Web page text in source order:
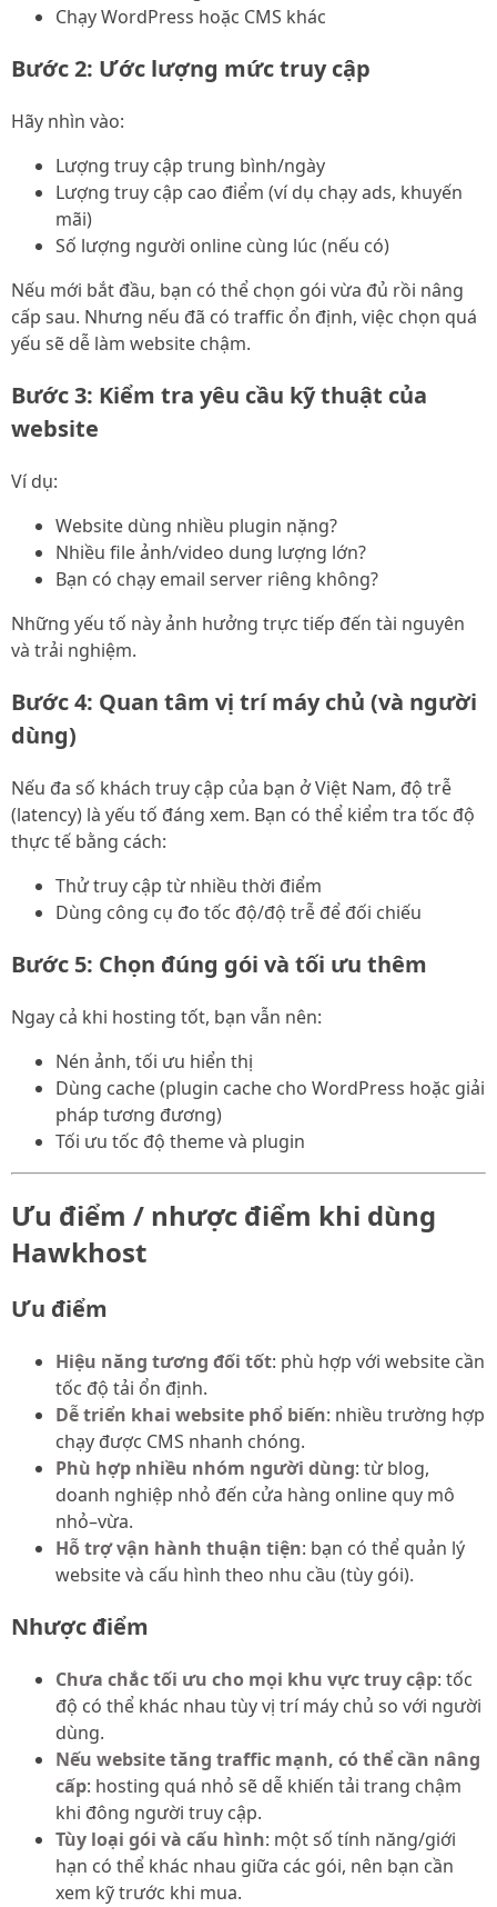
Chạy WordPress hoặc CMS khác
Bước 2: Ước lượng mức truy cập
Hãy nhìn vào:
Lượng truy cập trung bình/ngày
Lượng truy cập cao điểm (ví dụ chạy ads, khuyến
mãi)
Số lượng người online cùng lúc (nếu có)
Nếu mới bắt đầu, bạn có thể chọn gói vừa đủ rồi nâng
cấp sau. Nhưng nếu đã có traffic ổn định, việc chọn quá
yếu sẽ dễ làm website chậm.
Bước 3: Kiểm tra yêu cầu kỹ thuật của
website
Ví dụ:
Website dùng nhiều plugin nặng?
Nhiều file ảnh/video dung lượng lớn?
Bạn có chạy email server riêng không?
Những yếu tố này ảnh hưởng trực tiếp đến tài nguyên
và trải nghiệm.
Bước 4: Quan tâm vị trí máy chủ (và người
dùng)
Nếu đa số khách truy cập của bạn ở Việt Nam, độ trễ
(latency) là yếu tố đáng xem. Bạn có thể kiểm tra tốc độ
thực tế bằng cách:
Thử truy cập từ nhiều thời điểm
Dùng công cụ đo tốc độ/độ trễ để đối chiếu
Bước 5: Chọn đúng gói và tối ưu thêm
Ngay cả khi hosting tốt, bạn vẫn nên:
Nén ảnh, tối ưu hiển thị
Dùng cache (plugin cache cho WordPress hoặc giải
pháp tương đương)
Tối ưu tốc độ theme và plugin
Ưu điểm / nhược điểm khi dùng
Hawkhost
Ưu điểm
Hiệu năng tương đối tốt: phù hợp với website cần
tốc độ tải ổn định.
Dễ triển khai website phổ biến: nhiều trường hợp
chạy được CMS nhanh chóng.
Phù hợp nhiều nhóm người dùng: từ blog,
doanh nghiệp nhỏ đến cửa hàng online quy mô
nhỏ–vừa.
Hỗ trợ vận hành thuận tiện: bạn có thể quản lý
website và cấu hình theo nhu cầu (tùy gói).
Nhược điểm
Chưa chắc tối ưu cho mọi khu vực truy cập: tốc
độ có thể khác nhau tùy vị trí máy chủ so với người
dùng.
Nếu website tăng traffic mạnh, có thể cần nâng
cấp: hosting quá nhỏ sẽ dễ khiến tải trang chậm
khi đông người truy cập.
Tùy loại gói và cấu hình: một số tính năng/giới
hạn có thể khác nhau giữa các gói, nên bạn cần
xem kỹ trước khi mua.